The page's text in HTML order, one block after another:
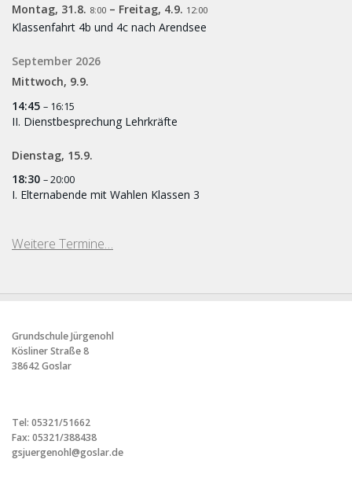
Montag, 31.8. 8:00 – Freitag, 4.9. 12:00
Klassenfahrt 4b und 4c nach Arendsee
September 2026
Mittwoch, 9.9.
14:45 – 16:15
II. Dienstbesprechung Lehrkräfte
Dienstag, 15.9.
18:30 – 20:00
I. Elternabende mit Wahlen Klassen 3
Weitere Termine…
Grundschule Jürgenohl
Kösliner Straße 8
38642 Goslar
Tel: 05321/51662
Fax: 05321/388438
gsjuergenohl@goslar.de